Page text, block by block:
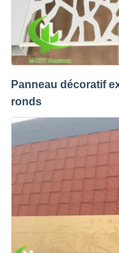
Panneau décoratif
ronds